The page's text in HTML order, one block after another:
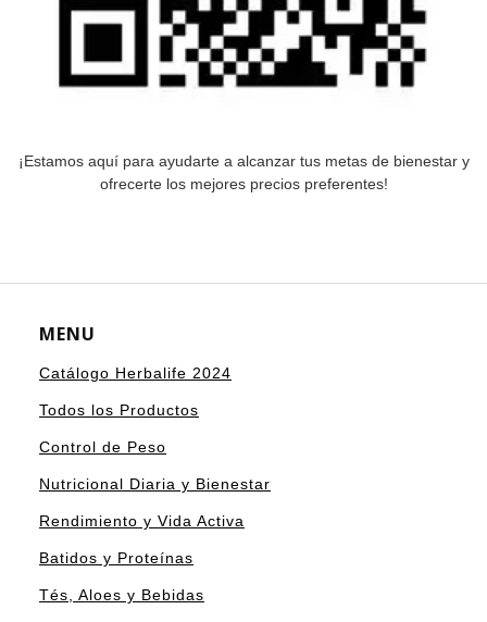
¡Estamos aquí para ayudarte a alcanzar tus metas de bienestar y
ofrecerte los mejores precios preferentes!
MENU
Catálogo Herbalife 2024
Todos los Productos
Control de Peso
Nutricional Diaria y Bienestar
Rendimiento y Vida Activa
Batidos y Proteínas
Tés, Aloes y Bebidas